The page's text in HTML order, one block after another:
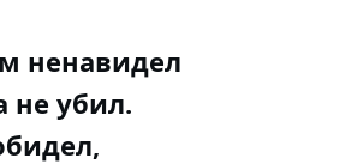
ненавидел
не убил.